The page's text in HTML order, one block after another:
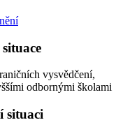
vysvědčení,
odbornými školami
situaci